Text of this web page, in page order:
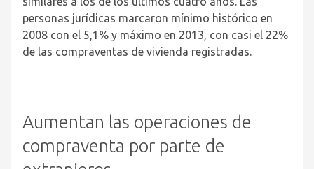
personas jurídicas marcaron mínimo histórico en
2008 con el 5,1% y máximo en 2013, con casi el 22%
de las compraventas de vivienda registradas.
Aumentan las operaciones de
compraventa por parte de